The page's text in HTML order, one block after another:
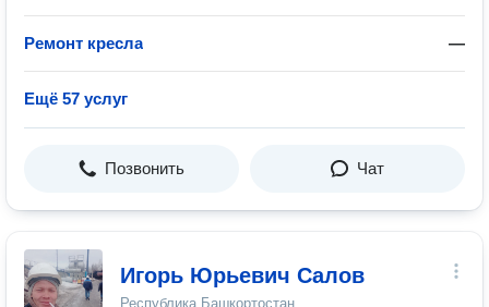
Ремонт кресла —
Ещё 57 услуг
Позвонить Чат
Игорь Юрьевич Салов
Республика Башкортостан